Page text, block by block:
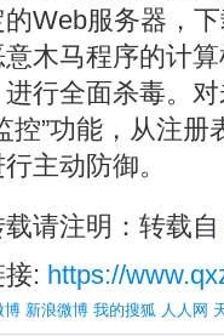
的Web服务器，
木马程序的计
行全面杀毒。
控”功能，从注
主动防御。
请注明：转载自
: https://
博 新浪微博 我的搜狐 人人网